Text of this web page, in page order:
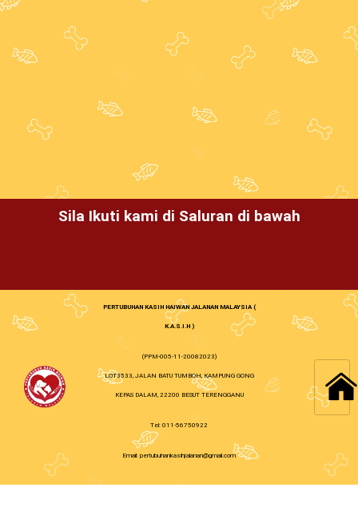
Sila Ikuti kami di Saluran di bawah
PERTUBUHAN KASIH HAIWAN JALANAN MALAYSIA (
K.A.S.I.H )
(PPM-005-11-20082023)
LOT3533, JALAN BATU TUMBOH, KAMPUNG GONG
KEPAS DALAM, 22200 BESUT TERENGGANU
Tel: 011-56750922
Email: pertubuhankasihjalanan@gmail.com